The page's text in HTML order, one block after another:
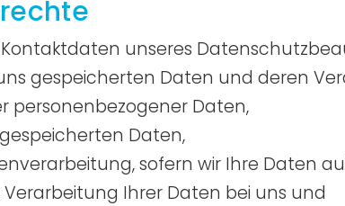
unseres
gespeicherten Daten und deren
personenbezogener Daten,
Daten,
sofern wir Ihre Daten
Ihrer Daten bei uns und